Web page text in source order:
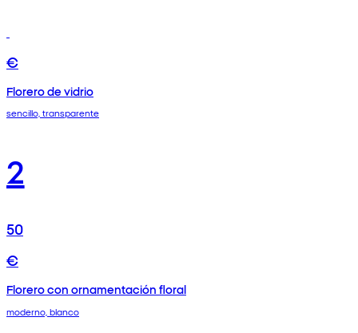
€
Florero de vidrio
sencillo, transparente
2
50
€
Florero con ornamentación floral
moderno, blanco